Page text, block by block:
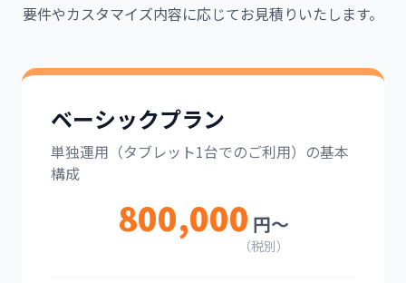
要件やカスタマイズ内容に応じてお見積りいたします。
ベーシックプラン
単独運用（タブレット1台でのご利用）の基本
構成
800,000 円〜
（税別）